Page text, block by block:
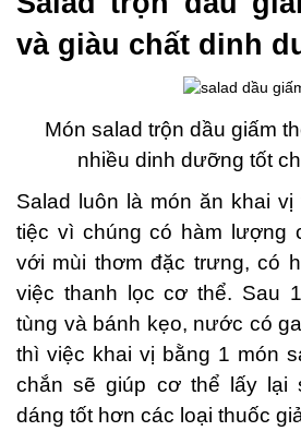
và giàu chất dinh
Món salad trộn dầu giấm
nhiều dinh dưỡng tốt
Salad luôn là món ăn khai
tiệc vì chúng có hàm lượng
với mùi thơm đặc trưng, có
việc thanh lọc cơ thể. Sau
tùng và bánh kẹo, nước có
thì việc khai vị bằng 1 món
chắn sẽ giúp cơ thể lấy lại
dáng tốt hơn các loại thuốc